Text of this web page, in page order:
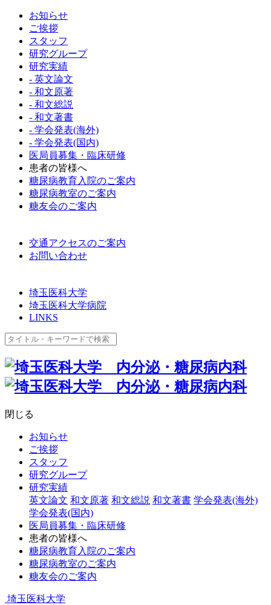
お知らせ
ご挨拶
スタッフ
研究グループ
研究実績
- 英文論文
- 和文原著
- 和文総説
- 和文著書
- 学会発表(海外)
- 学会発表(国内)
医局員募集・臨床研修
患者の皆様へ
糖尿病教育入院のご案内
糖尿病教室のご案内
糖友会のご案内
交通アクセスのご案内
お問い合わせ
埼玉医科大学
埼玉医科大学病院
LINKS
閉じる
お知らせ
ご挨拶
スタッフ
研究グループ
研究実績
英文論文 和文原著 和文総説 和文著書 学会発表(海外)
学会発表(国内)
医局員募集・臨床研修
患者の皆様へ
糖尿病教育入院のご案内
糖尿病教室のご案内
糖友会のご案内
埼玉医科大学